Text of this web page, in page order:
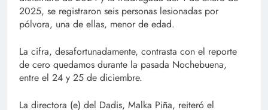
2025, se registraron seis personas lesionadas por
pólvora, una de ellas, menor de edad.
La cifra, desafortunadamente, contrasta con el reporte
de cero quedamos durante la pasada Nochebuena,
entre el 24 y 25 de diciembre.
La directora (e) del Dadis, Malka Piña, reiteró el